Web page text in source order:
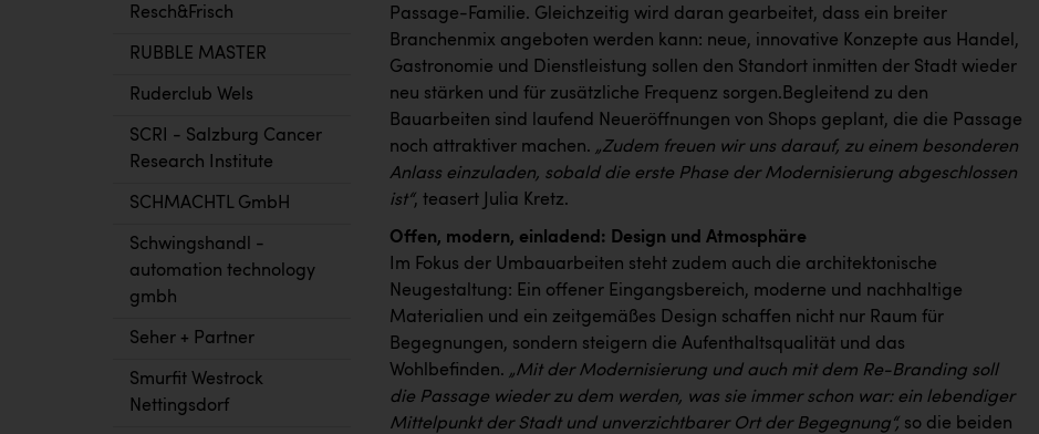
Resch&Frisch
RUBBLE MASTER
Ruderclub Wels
SCRI - Salzburg Cancer
Research Institute
SCHMACHTL GmbH
Schwingshandl -
automation technology
gmbh
Seher + Partner
Smurfit Westrock
Nettingsdorf
Passage-Familie. Gleichzeitig wird daran gearbeitet, dass ein breiter
Branchenmix angeboten werden kann: neue, innovative Konzepte aus Handel,
Gastronomie und Dienstleistung sollen den Standort inmitten der Stadt wieder
neu stärken und für zusätzliche Frequenz sorgen.Begleitend zu den
Bauarbeiten sind laufend Neueröffnungen von Shops geplant, die die Passage
noch attraktiver machen. „Zudem freuen wir uns darauf, zu einem besonderen
Anlass einzuladen, sobald die erste Phase der Modernisierung abgeschlossen
ist“, teasert Julia Kretz.
Offen, modern, einladend: Design und Atmosphäre
Im Fokus der Umbauarbeiten steht zudem auch die architektonische
Neugestaltung: Ein offener Eingangsbereich, moderne und nachhaltige
Materialien und ein zeitgemäßes Design schaffen nicht nur Raum für
Begegnungen, sondern steigern die Aufenthaltsqualität und das
Wohlbefinden. „Mit der Modernisierung und auch mit dem Re-Branding soll
die Passage wieder zu dem werden, was sie immer schon war: ein lebendiger
Mittelpunkt der Stadt und unverzichtbarer Ort der Begegnung“, so die beiden